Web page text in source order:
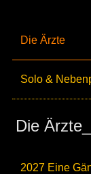
Die Ärzte
Solo &
Die Ärzte_
2027 Eine